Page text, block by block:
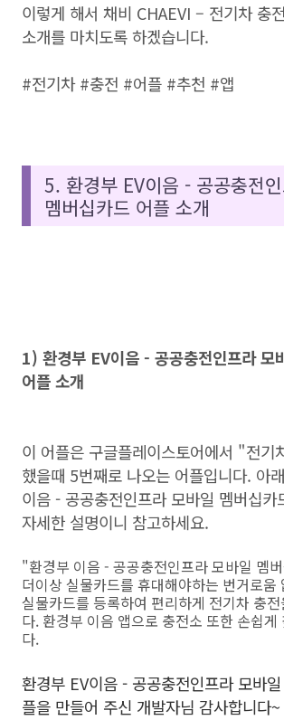
이렇게 해서 채비 CHAEVI – 전기차 충
소개를 마치도록 하겠습니다.
#전기차 #충전 #어플 #추천 #앱
5. 환경부 EV이음 - 공공충전
멤버십카드 어플 소개
1) 환경부 EV이음 - 공공충전인프라 모
어플 소개
이 어플은 구글플레이스토어에서 "전기
했을때 5번째로 나오는 어플입니다. 아
이음 - 공공충전인프라 모바일 멤버십카
자세한 설명이니 참고하세요.
"환경부 이음 - 공공충전인프라 모바일 멤
더이상 실물카드를 휴대해야하는 번거로움
실물카드를 등록하여 편리하게 전기차 충
다. 환경부 이음 앱으로 충전소 또한 손쉽게
다.
환경부 EV이음 - 공공충전인프라 모바
플을 만들어 주신 개발자님 감사합니다~